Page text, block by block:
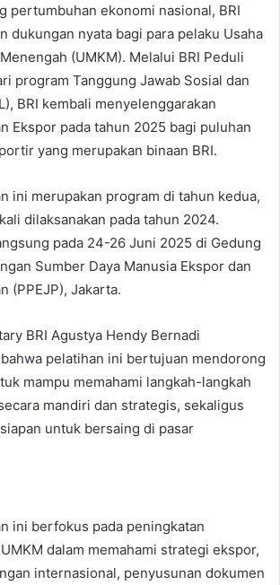
pertumbuhan ekonomi nasional, BRI
dukungan nyata bagi para pelaku Usaha
(UMKM). Melalui BRI Peduli
program Tanggung Jawab Sosial dan
BRI kembali menyelenggarakan
Ekspor pada tahun 2025 bagi puluhan
yang merupakan binaan BRI.
ini merupakan program di tahun kedua,
dilaksanakan pada tahun 2024.
pada 24-26 Juni 2025 di Gedung
Sumber Daya Manusia Ekspor dan
(PPEJP), Jakarta.
BRI Agustya Hendy Bernadi
pelatihan ini bertujuan mendorong
mampu memahami langkah-langkah
mandiri dan strategis, sekaligus
untuk bersaing di pasar
ini berfokus pada peningkatan
dalam memahami strategi ekspor,
internasional, penyusunan dokumen